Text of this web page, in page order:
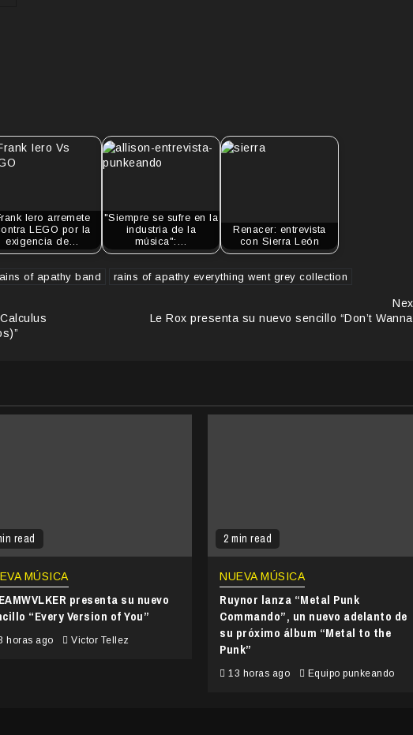
Iero arremete
LEGO por la
exigencia de…
"Siempre se sufre en la
industria de la
música":…
Renacer: entrevista
con Sierra León
of apathy band rains of apathy everything went grey collection
Le Rox presenta su nuevo sencillo “Don’t
read
MÚSICA
presenta su nuevo
“Every Version of You”
horas ago Victor Tellez
2 min read
NUEVA MÚSICA
Ruynor lanza “Metal Punk
Commando”, un nuevo adelanto de
su próximo álbum “Metal to the
Punk”
13 horas ago Equipo punkeando